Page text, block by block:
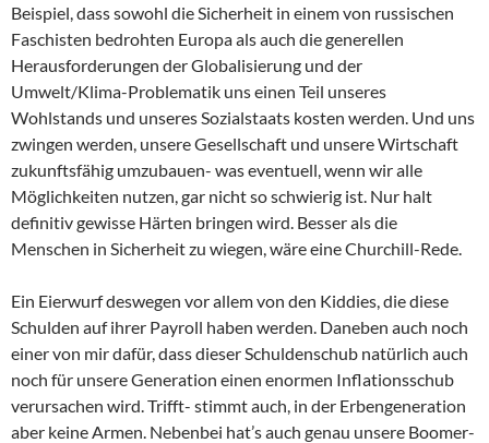
Beispiel, dass sowohl die Sicherheit in einem von russischen
Faschisten bedrohten Europa als auch die generellen
Herausforderungen der Globalisierung und der
Umwelt/Klima-Problematik uns einen Teil unseres
Wohlstands und unseres Sozialstaats kosten werden. Und uns
zwingen werden, unsere Gesellschaft und unsere Wirtschaft
zukunftsfähig umzubauen- was eventuell, wenn wir alle
Möglichkeiten nutzen, gar nicht so schwierig ist. Nur halt
definitiv gewisse Härten bringen wird. Besser als die
Menschen in Sicherheit zu wiegen, wäre eine Churchill-Rede.
Ein Eierwurf deswegen vor allem von den Kiddies, die diese
Schulden auf ihrer Payroll haben werden. Daneben auch noch
einer von mir dafür, dass dieser Schuldenschub natürlich auch
noch für unsere Generation einen enormen Inflationsschub
verursachen wird. Trifft- stimmt auch, in der Erbengeneration
aber keine Armen. Nebenbei hat’s auch genau unsere Boomer-